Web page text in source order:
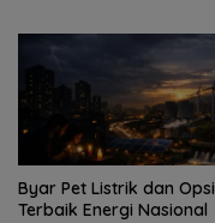
Byar Pet Listrik dan Opsi
Terbaik Energi Nasional